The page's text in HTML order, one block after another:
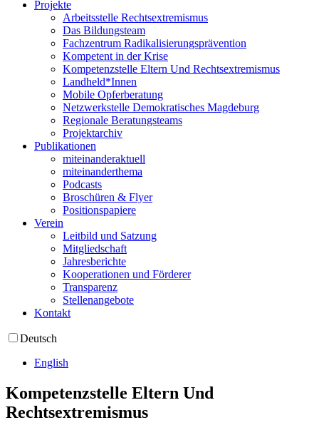
Projekte
Arbeitsstelle Rechtsextremismus
Das Bildungsteam
Fachzentrum Radikalisierungsprävention
Kompetent in der Krise
Kompetenzstelle Eltern Und Rechtsextremismus
Landheld*Innen
Mobile Opferberatung
Netzwerkstelle Demokratisches Magdeburg
Regionale Beratungsteams
Projektarchiv
Publikationen
miteinanderaktuell
miteinanderthema
Podcasts
Broschüren & Flyer
Positionspapiere
Verein
Leitbild und Satzung
Mitgliedschaft
Jahresberichte
Kooperationen und Förderer
Transparenz
Stellenangebote
Kontakt
Deutsch
English
Kompetenzstelle Eltern Und
Rechtsextremismus